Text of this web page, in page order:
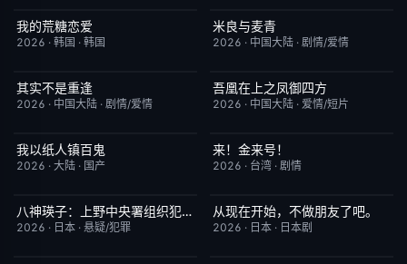
已完结
我的荒糖恋爱
2026 · 韩国 · 韩国
更新至第15集
米良与麦青
2026 · 中国大陆 · 剧情/爱情
已完结
其实不是重逢
2026 · 中国大陆 · 剧情/爱情
更新至第06集
吾凰在上之凤御四方
2026 · 中国大陆 · 爱情/短片
已完结
我以纸人镇百鬼
2026 · 大陆 · 国产
更新至第02集
来！金来号！
2026 · 台湾 · 剧情
更新至第04集 3.0八神瑛子：上野中央署组织犯罪对策课
2026 · 日本 · 悬疑/犯罪
更新至第07集 5.0
从现在开始，不做朋友了吧。
2026 · 日本 · 日本剧